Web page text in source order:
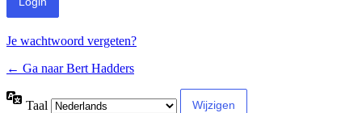
Je wachtwoord vergeten?
← Ga naar Bert Hadders
Taal